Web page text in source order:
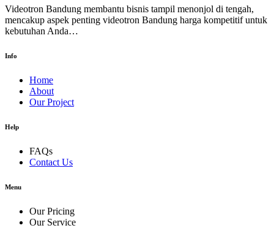
Videotron Bandung membantu bisnis tampil menonjol di tengah,
mencakup aspek penting videotron Bandung harga kompetitif untuk
kebutuhan Anda…
Info
Home
About
Our Project
Help
FAQs
Contact Us
Menu
Our Pricing
Our Service